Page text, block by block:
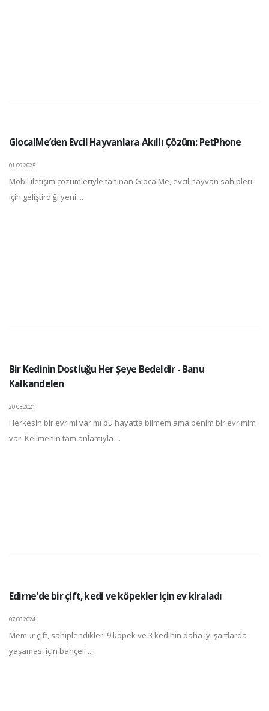
GlocalMe’den Evcil Hayvanlara Akıllı Çözüm: PetPhone
01.09.2025
Mobil iletişim çözümleriyle tanınan GlocalMe, evcil hayvan sahipleri
için geliştirdiği yeni ...
Bir Kedinin Dostluğu Her Şeye Bedeldir - Banu
Kalkandelen
20.03.2021
Herkesin bir evrimi var mı bu hayatta bilmem ama benim bir evrimim
var. Kelimenin tam anlamıyla ...
Edirne'de bir çift, kedi ve köpekler için ev kiraladı
07.06.2024
Memur çift, sahiplendikleri 9 köpek ve 3 kedinin daha iyi şartlarda
yaşaması için bahçeli ...